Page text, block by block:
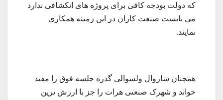
که دولت بودجه کافی برای پروژه های انکشافی ندارد
می بایست صنعت کاران در این زمینه همکاری
نمایند.
همچنان شاروال ولسوالی گذره جلسه فوق را مفید
خواند و شهرک صنعتی هرات را جز با ارزش ترین